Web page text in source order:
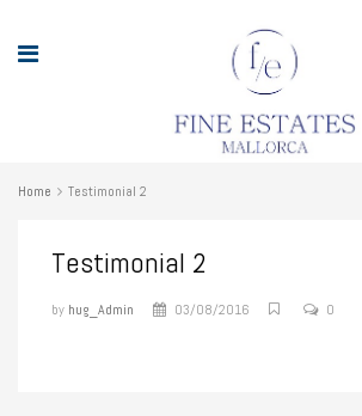
Home Testimonial 2
Testimonial 2
by hug_Admin 03/08/2016 0